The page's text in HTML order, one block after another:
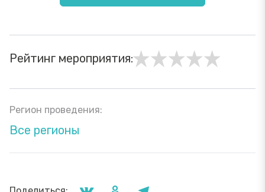
Рейтинг мероприятия:
Регион проведения:
Все регионы